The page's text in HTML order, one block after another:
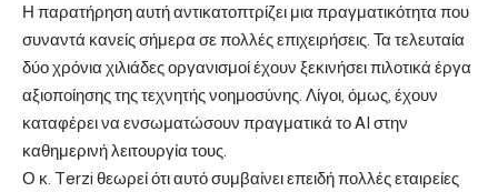
Η παρατήρηση αυτή αντικατοπτρίζει μια πραγματικότητα που
συναντά κανείς σήμερα σε πολλές επιχειρήσεις. Τα τελευταία
δύο χρόνια χιλιάδες οργανισμοί έχουν ξεκινήσει πιλοτικά έργα
αξιοποίησης της τεχνητής νοημοσύνης. Λίγοι, όμως, έχουν
καταφέρει να ενσωματώσουν πραγματικά το AI στην
καθημερινή λειτουργία τους.
Ο κ. Terzi θεωρεί ότι αυτό συμβαίνει επειδή πολλές εταιρείες